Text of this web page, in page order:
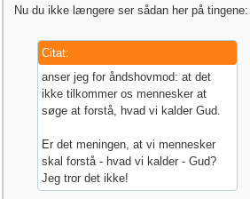
Nu du ikke længere ser sådan her på tingene:
Citat:
anser jeg for åndshovmod: at det
ikke tilkommer os mennesker at
søge at forstå, hvad vi kalder Gud.
Er det meningen, at vi mennesker
skal forstå - hvad vi kalder - Gud?
Jeg tror det ikke!